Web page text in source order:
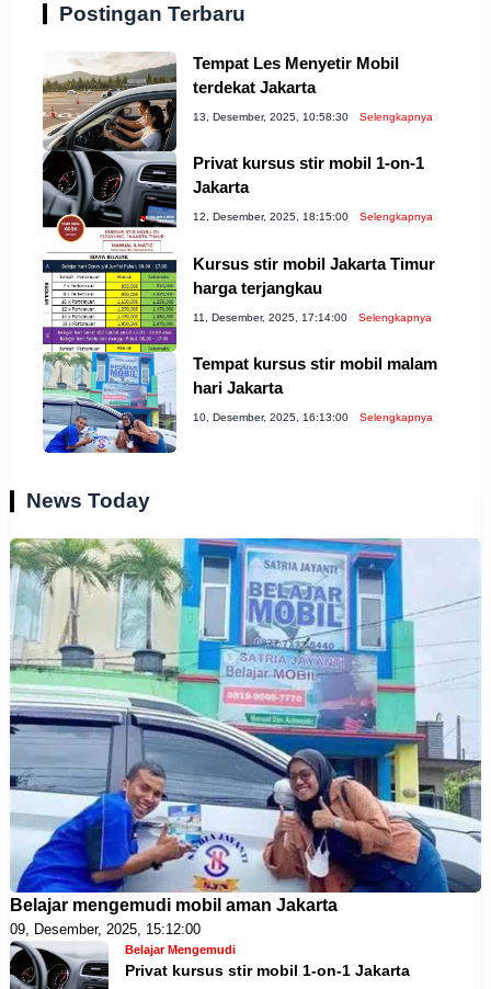
Postingan Terbaru
Tempat Les Menyetir Mobil
terdekat Jakarta
13, Desember, 2025, 10:58:30 Selengkapnya
Privat kursus stir mobil 1-on-1
Jakarta
12, Desember, 2025, 18:15:00 Selengkapnya
Kursus stir mobil Jakarta Timur
harga terjangkau
11, Desember, 2025, 17:14:00 Selengkapnya
Tempat kursus stir mobil malam
hari Jakarta
10, Desember, 2025, 16:13:00 Selengkapnya
News Today
Belajar mengemudi mobil aman Jakarta
09, Desember, 2025, 15:12:00
Belajar Mengemudi
Privat kursus stir mobil 1-on-1 Jakarta